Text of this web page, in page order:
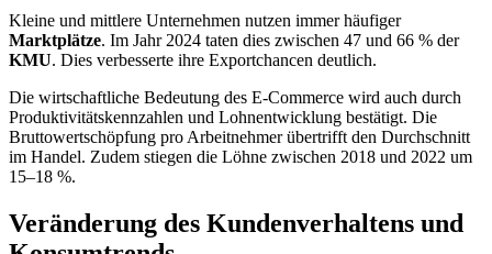
Kleine und mittlere Unternehmen nutzen immer häufiger
Marktplätze. Im Jahr 2024 taten dies zwischen 47 und 66 % der
KMU. Dies verbesserte ihre Exportchancen deutlich.
Die wirtschaftliche Bedeutung des E-Commerce wird auch durch
Produktivitätskennzahlen und Lohnentwicklung bestätigt. Die
Bruttowertschöpfung pro Arbeitnehmer übertrifft den Durchschnitt
im Handel. Zudem stiegen die Löhne zwischen 2018 und 2022 um
15–18 %.
Veränderung des Kundenverhaltens und